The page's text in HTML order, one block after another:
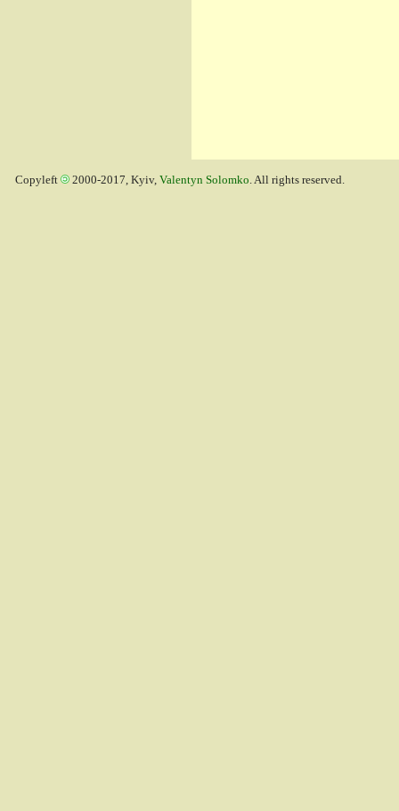
Copyleft 2000-2017, Kyiv, Valentyn Solomko. All rights reserved.